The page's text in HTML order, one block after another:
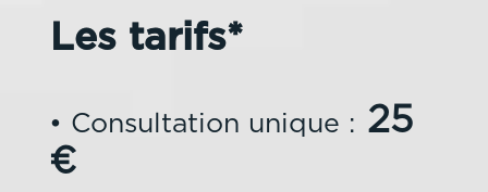
Les tarifs*
• Consultation unique : 25
€